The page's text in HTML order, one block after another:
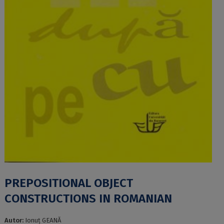
PREPOSITIONAL OBJECT
CONSTRUCTIONS IN ROMANIAN
Autor: Ionuț GEANĂ